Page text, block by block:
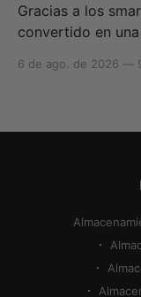
Gracias a los
convertido en
familiares. Gracias a los servicios de almacenamiento
fácilmente, pero
6 de ago. de 2026 —